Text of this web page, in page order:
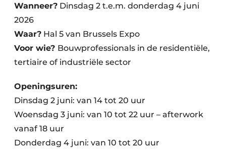
Wanneer? Dinsdag 2 t.e.m. donderdag 4 juni
2026
Waar? Hal 5 van Brussels Expo
Voor wie? Bouwprofessionals in de residentiële,
tertiaire of industriële sector
Openingsuren:
Dinsdag 2 juni: van 14 tot 20 uur
Woensdag 3 juni: van 10 tot 22 uur – afterwork
vanaf 18 uur
Donderdag 4 juni: van 10 tot 20 uur